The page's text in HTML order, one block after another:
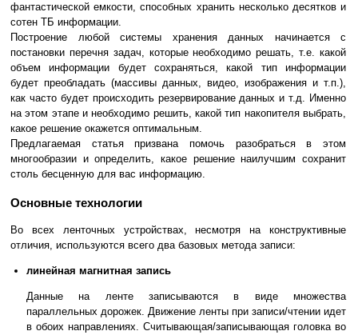
фантастической емкости, способных хранить несколько десятков и
сотен ТБ информации.
Построение любой системы хранения данных начинается с
постановки перечня задач, которые необходимо решать, т.е. какой
объем информации будет сохраняться, какой тип информации
будет преобладать (массивы данных, видео, изображения и т.п.),
как часто будет происходить резервирование данных и т.д. Именно
на этом этапе и необходимо решить, какой тип накопителя выбрать,
какое решение окажется оптимальным.
Предлагаемая статья призвана помочь разобраться в этом
многообразии и определить, какое решение наилучшим сохранит
столь бесценную для вас информацию.
Основные технологии
Во всех ленточных устройствах, несмотря на конструктивные
отличия, используются всего два базовых метода записи:
линейная магнитная запись
Данные на ленте записываются в виде множества
параллельных дорожек. Движение ленты при записи/чтении идет
в обоих направлениях. Считывающая/записывающая головка во